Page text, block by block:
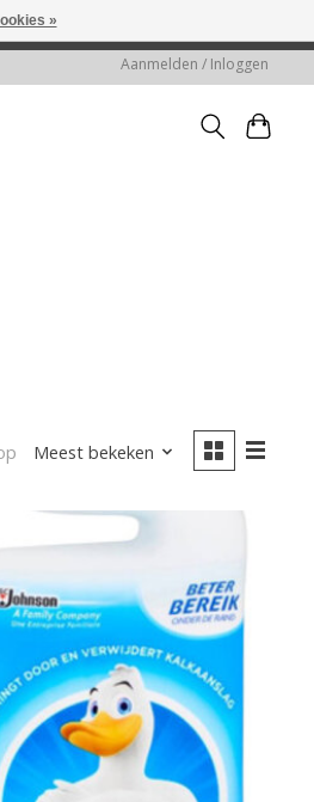
Aanmelden / Inloggen
Meest bekeken
»